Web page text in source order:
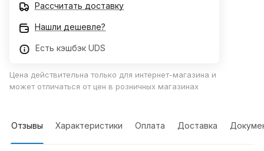
Рассчитать доставку
Нашли дешевле?
Есть кэшбэк UDS
Цена действительна только для интернет-магазина и
может отличаться от цен в розничных магазинах
Отзывы Характеристики Оплата Доставка